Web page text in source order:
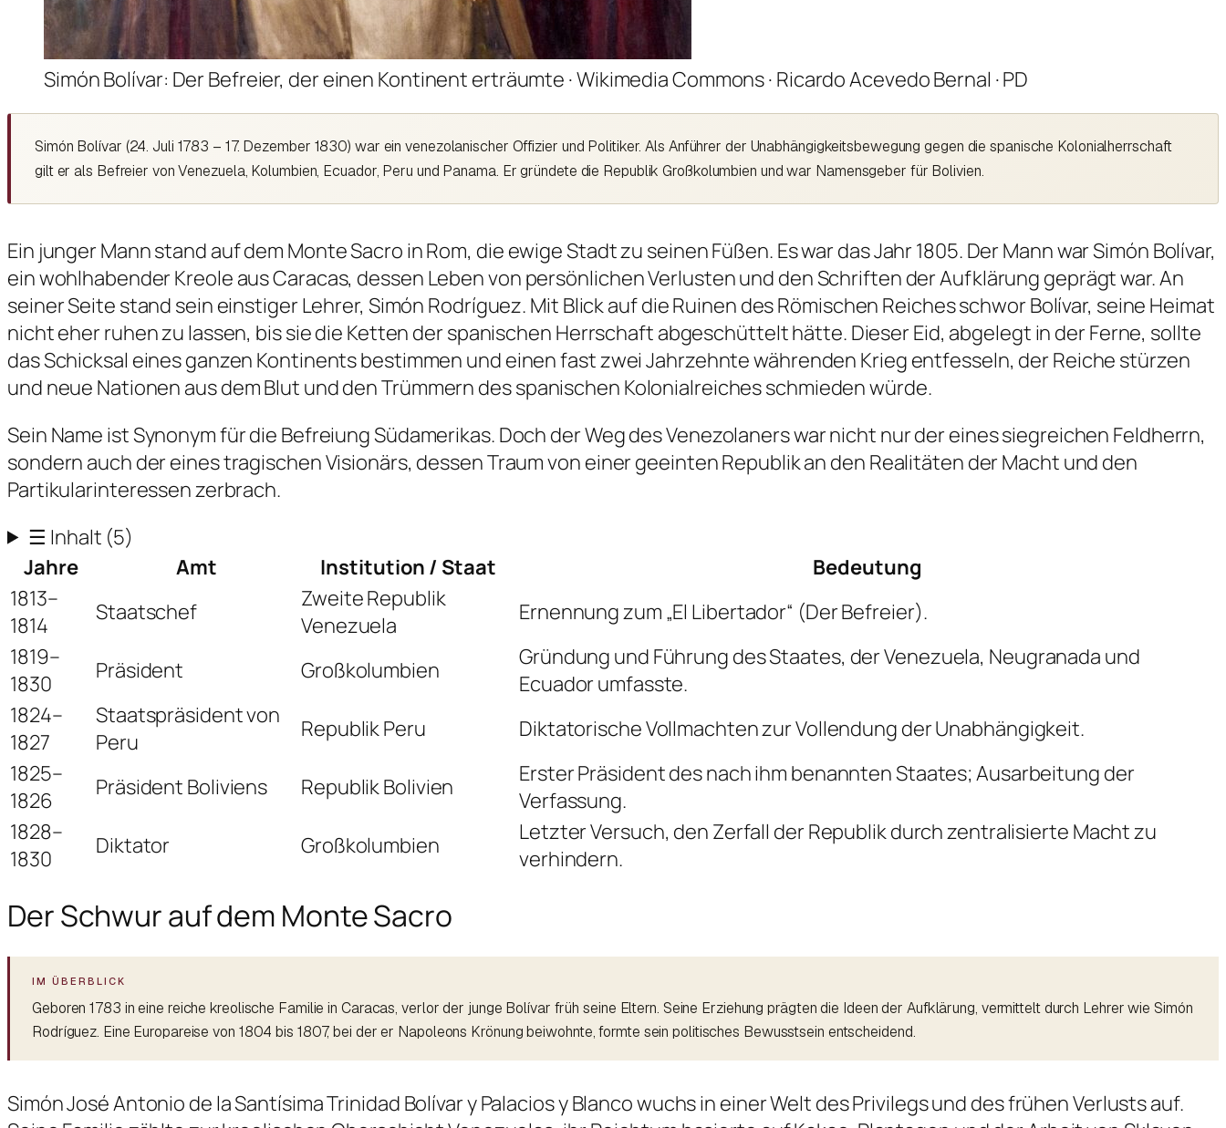
Simón Bolívar: Der Befreier, der einen Kontinent erträumte · Wikimedia Commons · Ricardo Acevedo Bernal · PD
Simón Bolívar (24. Juli 1783 – 17. Dezember 1830) war ein venezolanischer Offizier und Politiker. Als Anführer der Unabhängigkeitsbewegung gegen die spanische Kolonialherrschaft
gilt er als Befreier von Venezuela, Kolumbien, Ecuador, Peru und Panama. Er gründete die Republik Großkolumbien und war Namensgeber für Bolivien.
Ein junger Mann stand auf dem Monte Sacro in Rom, die ewige Stadt zu seinen Füßen. Es war das Jahr 1805. Der Mann war Simón Bolívar,
ein wohlhabender Kreole aus Caracas, dessen Leben von persönlichen Verlusten und den Schriften der Aufklärung geprägt war. An
seiner Seite stand sein einstiger Lehrer, Simón Rodríguez. Mit Blick auf die Ruinen des Römischen Reiches schwor Bolívar, seine Heimat
nicht eher ruhen zu lassen, bis sie die Ketten der spanischen Herrschaft abgeschüttelt hätte. Dieser Eid, abgelegt in der Ferne, sollte
das Schicksal eines ganzen Kontinents bestimmen und einen fast zwei Jahrzehnte währenden Krieg entfesseln, der Reiche stürzen
und neue Nationen aus dem Blut und den Trümmern des spanischen Kolonialreiches schmieden würde.
Sein Name ist Synonym für die Befreiung Südamerikas. Doch der Weg des Venezolaners war nicht nur der eines siegreichen Feldherrn,
sondern auch der eines tragischen Visionärs, dessen Traum von einer geeinten Republik an den Realitäten der Macht und den
Partikularinteressen zerbrach.
☰ Inhalt (5)
Jahre
Amt Institution / Staat
Bedeutung
1813–
1814
Staatschef
Zweite Republik
Venezuela
Ernennung zum „El Libertador“ (Der Befreier).
1819–
1830
Präsident Großkolumbien
Gründung und Führung des Staates, der Venezuela, Neugranada und
Ecuador umfasste.
1824–
1827
Staatspräsident von
Peru
Republik Peru
Diktatorische Vollmachten zur Vollendung der Unabhängigkeit.
1825–
1826
Präsident Boliviens Republik Bolivien
Erster Präsident des nach ihm benannten Staates; Ausarbeitung der
Verfassung.
1828–
1830
Diktator Großkolumbien
Letzter Versuch, den Zerfall der Republik durch zentralisierte Macht zu
verhindern.
Der Schwur auf dem Monte Sacro
Geboren 1783 in eine reiche kreolische Familie in Caracas, verlor der junge Bolívar früh seine Eltern. Seine Erziehung prägten die Ideen der Aufklärung, vermittelt durch Lehrer wie Simón
Rodríguez. Eine Europareise von 1804 bis 1807, bei der er Napoleons Krönung beiwohnte, formte sein politisches Bewusstsein entscheidend.
Simón José Antonio de la Santísima Trinidad Bolívar y Palacios y Blanco wuchs in einer Welt des Privilegs und des frühen Verlusts auf.